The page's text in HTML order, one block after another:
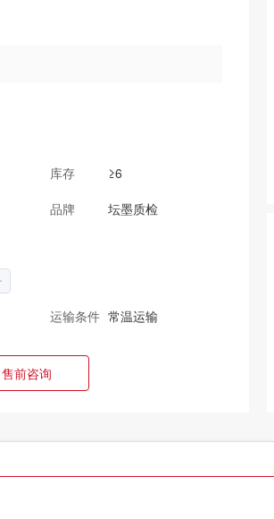
库存
≥6
品牌
坛墨质检
运输条件 常温运输
售前咨询